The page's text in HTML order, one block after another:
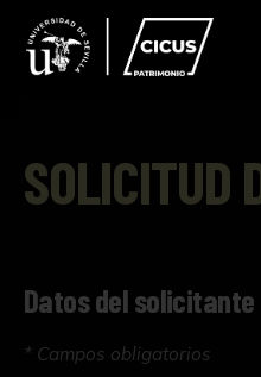
SOLICITUD
Datos del solicitante
* Campos obligatorios